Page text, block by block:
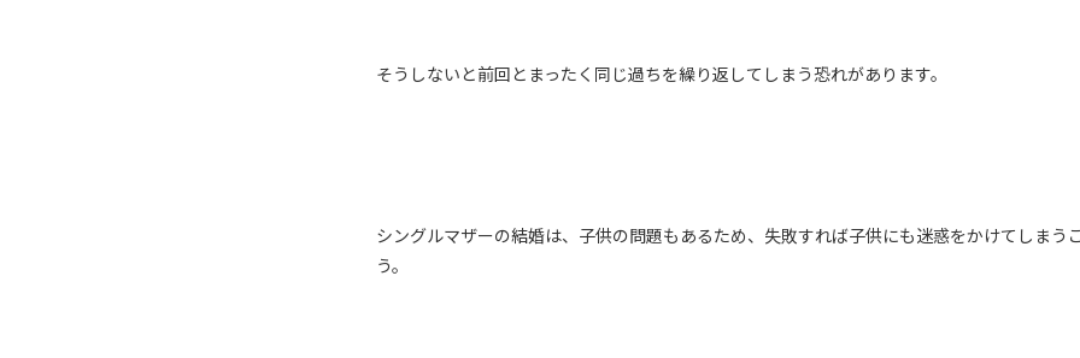
そうしないと前回とまったく同じ過ちを繰り返してしまう恐れがあります。
シングルマザーの結婚は、子供の問題もあるため、失敗すれば子供にも迷惑をかけてしまう
う。